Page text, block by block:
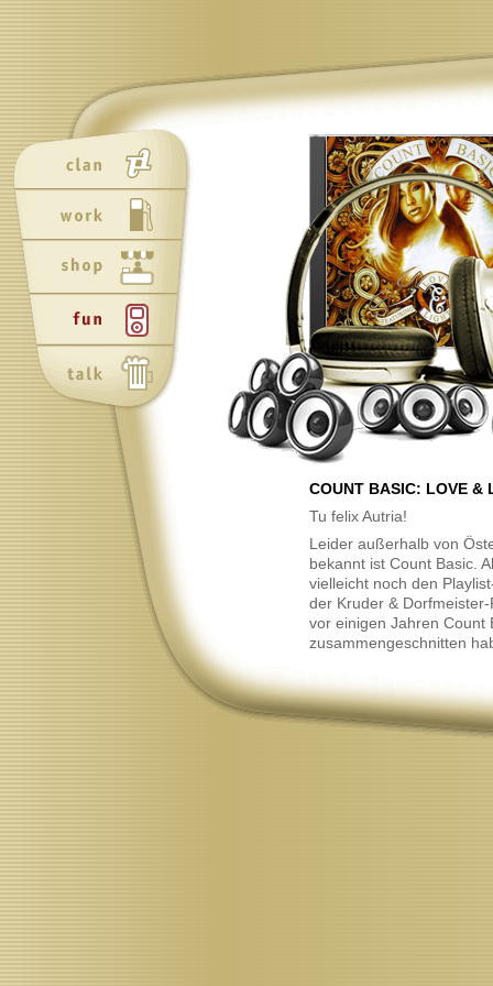
Neu
Neu
Neu
COUNT BASIC: LOVE &
Tu felix Autria!
Leider außerhalb von
bekannt ist Count Basic.
vielleicht noch den
der Kruder &
vor einigen Jahren Count
zusammengeschnitten
gestellt, haut einem
ausgefeilte und teilweise
tanzbare R'n'B-Tracks